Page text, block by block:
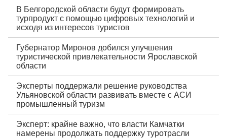
В Белгородской области будут формировать
турпродукт с помощью цифровых технологий и
исходя из интересов туристов
Губернатор Миронов добился улучшения
туристической привлекательности Ярославской
области
Эксперты поддержали решение руководства
Ульяновской области развивать вместе с АСИ
промышленный туризм
Эксперт: крайне важно, что власти Камчатки
намерены продолжать поддержку туротрасли